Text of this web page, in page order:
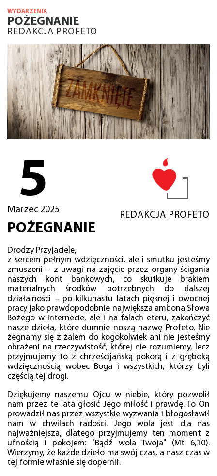
WYDARZENIA
POŻEGNANIE
REDAKCJA PROFETO
5
Marzec 2025
REDAKCJA PROFETO
POŻEGNANIE
Drodzy Przyjaciele,
z sercem pełnym wdzięczności, ale i smutku jesteśmy
zmuszeni – z uwagi na zajęcie przez organy ścigania
naszych kont bankowych, co skutkuje brakiem
materialnych środków potrzebnych do dalszej
działalności – po kilkunastu latach pięknej i owocnej
pracy jako prawdopodobnie największa ambona Słowa
Bożego w Internecie, ale i na falach eteru, zakończyć
nasze dzieła, które dumnie noszą nazwę Profeto. Nie
żegnamy się z żalem do kogokolwiek ani nie jesteśmy
obrażeni na rzeczywistość, której nie rozumiemy, lecz
przyjmujemy to z chrześcijańską pokorą i z głęboką
wdzięcznością wobec Boga i wszystkich, którzy byli
częścią tej drogi.
Dziękujemy naszemu Ojcu w niebie, który pozwolił
nam przez te lata głosić Jego miłość i prawdę. To On
prowadził nas przez wszystkie wyzwania i błogosławił
nam w chwilach radości. Jego wola jest dla nas
najważniejsza, dlatego przyjmujemy ten moment z
ufnością i pokojem: "Bądź wola Twoja" (Mt 6,10).
Wierzymy, że każde dzieło ma swój czas, a nasz czas w
tej formie właśnie się dopełnił.